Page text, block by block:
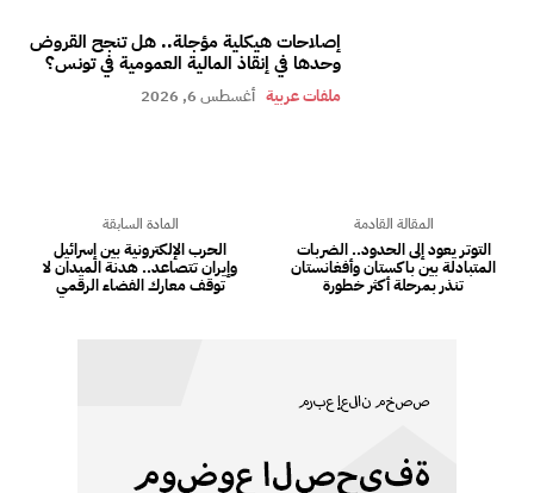
إصلاحات هيكلية مؤجلة.. هل تنجح القروض
وحدها في إنقاذ المالية العمومية في تونس؟
ملفات عربية أغسطس 6, 2026
المادة السابقة
الحرب الإلكترونية بين إسرائيل
وإيران تتصاعد.. هدنة الميدان لا
توقف معارك الفضاء الرقمي
المقالة القادمة
التوتر يعود إلى الحدود.. الضربات
المتبادلة بين باكستان وأفغانستان
تنذر بمرحلة أكثر خطورة